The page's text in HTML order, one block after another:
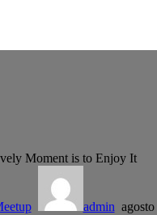
Moment is to Enjoy It
admin agosto